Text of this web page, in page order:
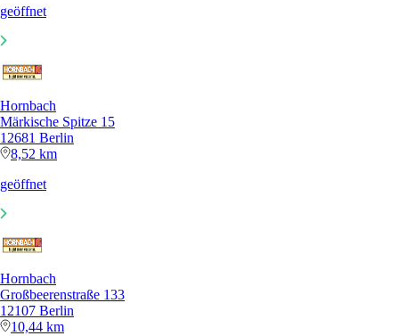
geöffnet
Hornbach
Märkische Spitze 15
12681 Berlin
8,52 km
geöffnet
Hornbach
Großbeerenstraße 133
12107 Berlin
10,44 km